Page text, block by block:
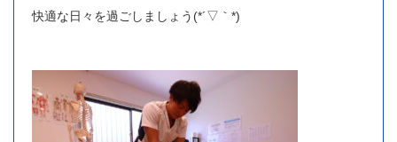
快適な日々を過ごしましょう(*´▽｀*)